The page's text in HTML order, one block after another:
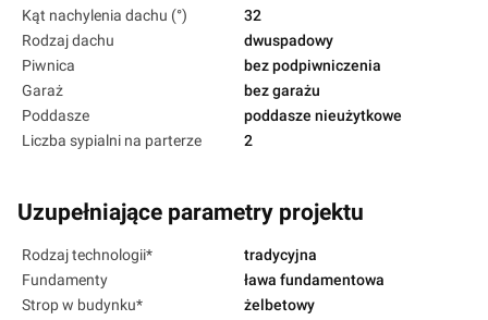
Kąt nachylenia dachu (°)
32
Rodzaj dachu
dwuspadowy
Piwnica
bez podpiwniczenia
Garaż
bez garażu
Poddasze
poddasze nieużytkowe
Liczba sypialni na parterze
2
Uzupełniające parametry projektu
Rodzaj technologii*
tradycyjna
Fundamenty
ława fundamentowa
Strop w budynku*
żelbetowy